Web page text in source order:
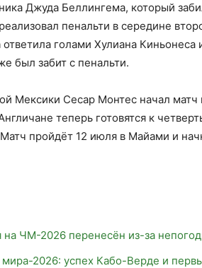
Джуда Беллингема, который
пенальти в середине
голами Хулиана Киньонеса
был забит с пенальти.
Мексики Сесар Монтес начал матч
теперь готовятся к
пройдёт 12 июля в Майами и
ЧМ-2026 перенесён из-за
2026: успех Кабо-Верде и